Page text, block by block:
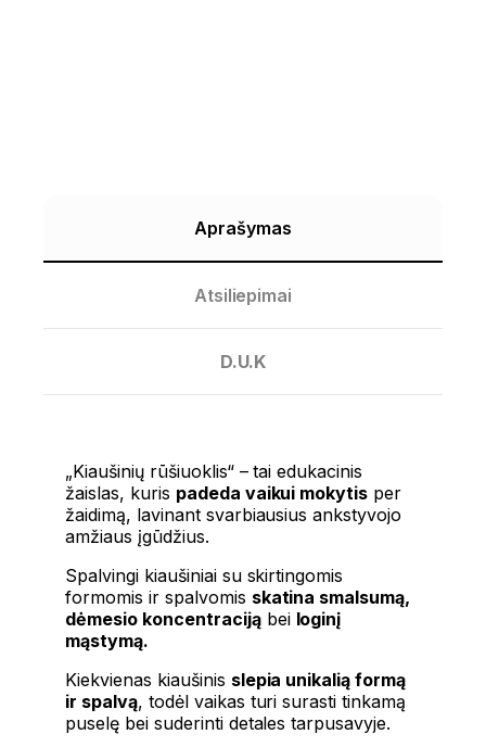
Aprašymas
Atsiliepimai
D.U.K
„Kiaušinių rūšiuoklis“ – tai edukacinis
žaislas, kuris padeda vaikui mokytis per
žaidimą, lavinant svarbiausius ankstyvojo
amžiaus įgūdžius.
Spalvingi kiaušiniai su skirtingomis
formomis ir spalvomis skatina smalsumą,
dėmesio koncentracijąbei loginį
mąstymą.
Kiekvienas kiaušinis slepia unikalią formą
ir spalvą, todėl vaikas turi surasti tinkamą
puselę bei suderinti detales tarpusavyje.